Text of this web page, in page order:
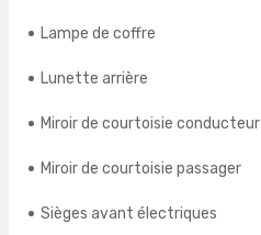
Lampe de coffre
Lunette arrière
Miroir de courtoisie conducteur
Miroir de courtoisie passager
Sièges avant électriques